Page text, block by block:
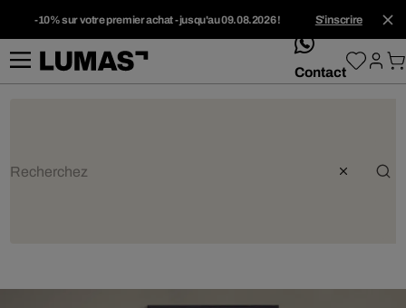
-10% sur votre premier achat - jusqu'au 09.08.2026 ! S'inscrire
whatsApp
Contact